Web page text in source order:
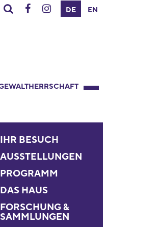
DE EN
IHR BESUCH
AUSSTELLUNGEN
PROGRAMM
DAS HAUS
FORSCHUNG &
SAMMLUNGEN